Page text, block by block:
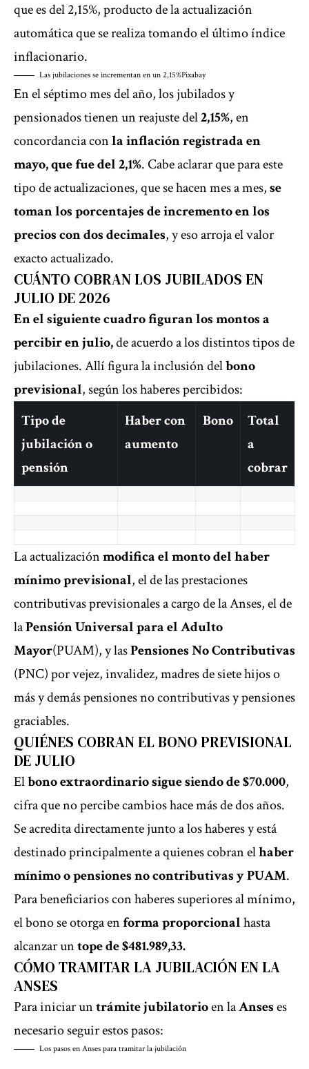
que es del 2,15%, producto de la actualización
automática que se realiza tomando el último índice
inflacionario.
Las jubilaciones se incrementan en un 2,15%Pixabay
En el séptimo mes del año, los jubilados y
pensionados tienen un reajuste del2,15%, en
concordancia conla inflación registrada en
mayo, que fue del 2,1%. Cabe aclarar que para este
tipo de actualizaciones, que se hacen mes a mes,se
toman los porcentajes de incremento en los
precios con dos decimales, y eso arroja el valor
exacto actualizado.
CUÁNTO COBRAN LOS JUBILADOS EN
JULIO DE 2026
En el siguiente cuadro figuran los montos a
percibir en julio,de acuerdo a los distintos tipos de
jubilaciones. Allí figura la inclusión delbono
previsional, según los haberes percibidos:
Tipo de
jubilación o
pensión
Haber con
aumento
Bono
Total
a
cobrar
La actualizaciónmodifica el monto del haber
mínimo previsional, el de las prestaciones
contributivas previsionales a cargo de la Anses, el de
laPensión Universal para el Adulto
Mayor(PUAM), y lasPensiones No Contributivas
(PNC) por vejez, invalidez, madres de siete hijos o
más y demás pensiones no contributivas y pensiones
graciables.
QUIÉNES COBRAN EL BONO PREVISIONAL
DE JULIO
Elbono extraordinario sigue siendo de $70.000,
cifra que no percibe cambios hace más de dos años.
Se acredita directamente junto a los haberes y está
destinado principalmente a quienes cobran elhaber
mínimo o pensiones no contributivas y PUAM.
Para beneficiarios con haberes superiores al mínimo,
el bono se otorga enforma proporcionalhasta
alcanzar untope de $481.989,33.
CÓMO TRAMITAR LA JUBILACIÓN EN LA
ANSES
Para iniciar untrámite jubilatorioen laAnseses
necesario seguir estos pasos:
Los pasos en Anses para tramitar la jubilación